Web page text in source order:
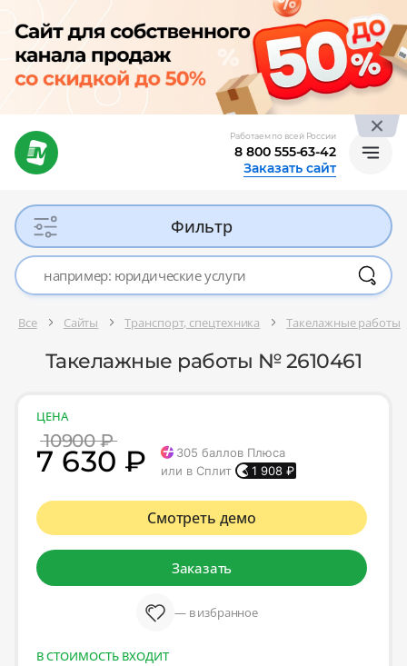
Работаем по всей России
8 800 555-63-42
Заказать сайт
Фильтр
Все Сайты Транспорт, спецтехника Такелажные работы
Такелажные работы № 2610461
ЦЕНА
10900 ₽
7 630 ₽ 305 баллов Плюса
или в Сплит
1 908 ₽
Смотреть демо
Заказать
— в избранное
В СТОИМОСТЬ ВХОДИТ